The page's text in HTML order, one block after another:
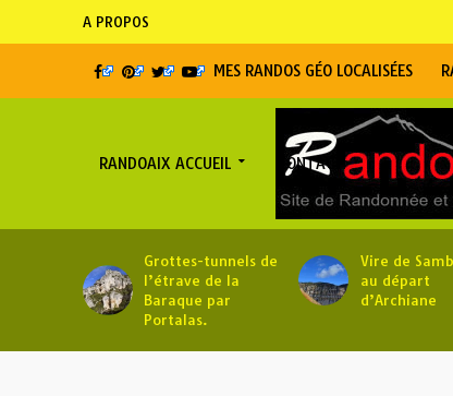
A PROPOS
MES RANDOS GÉO LOCALISÉES
RANDOAIX ACCUEIL CONTACT
Grottes-tunnels de
l’étrave de la
Baraque par
Portalas.
Vire de
au départ
d’Archiane